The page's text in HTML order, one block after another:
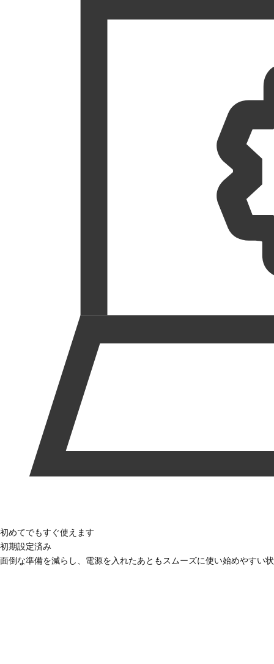
初めてでもすぐ使えます
初期設定済み
面倒な準備を減らし、電源を入れたあともスムーズに使い始めやすい